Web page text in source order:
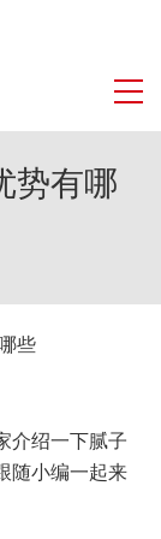
势有哪
些
介绍一下腻子
随小编一起来